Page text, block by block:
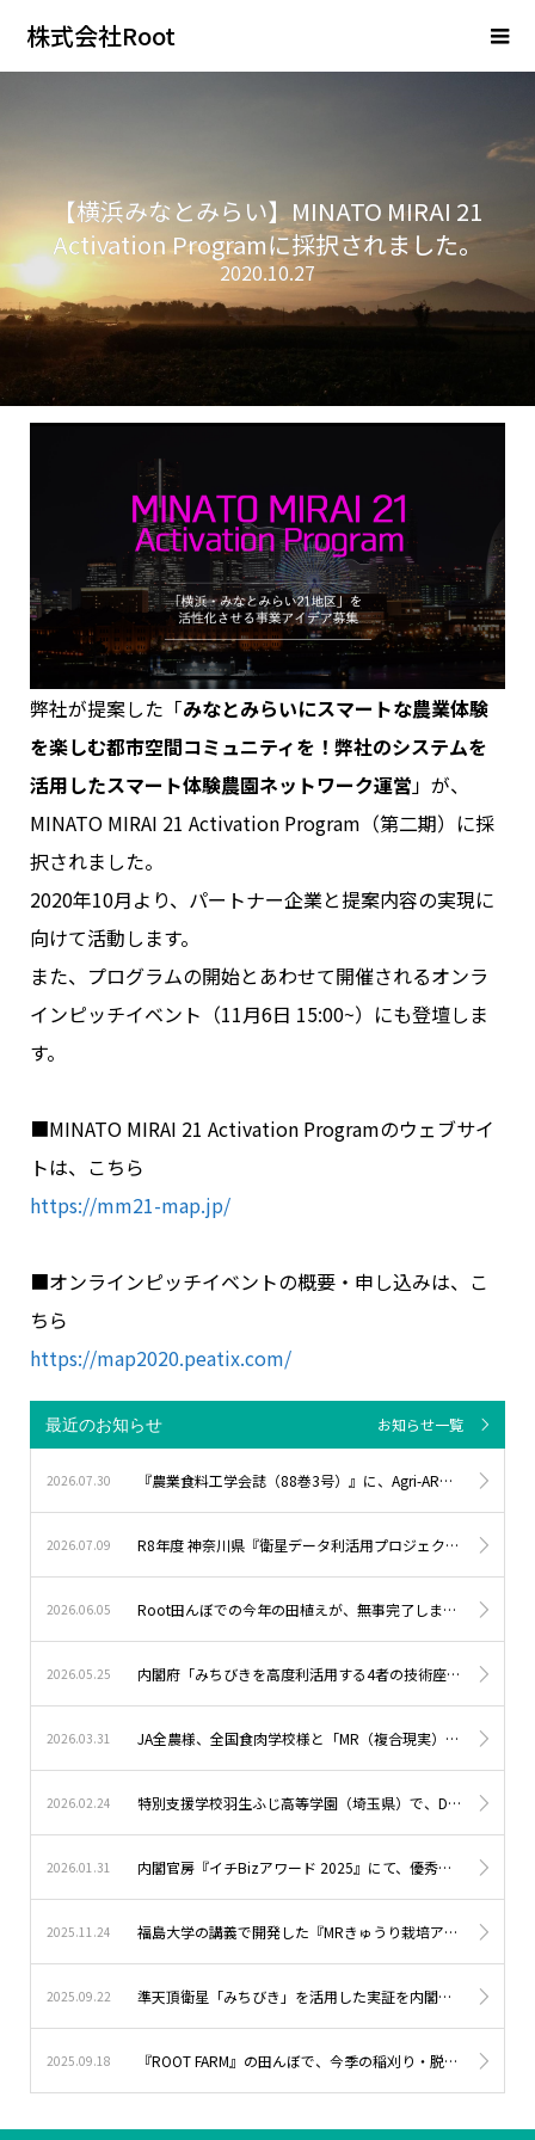
株式会社Root
【横浜みなとみらい】MINATO MIRAI 21
Activation Programに採択されました。
2020.10.27
弊社が提案した「みなとみらいにスマートな農業体験
を楽しむ都市空間コミュニティを！弊社のシステムを
活用したスマート体験農園ネットワーク運営」が、
MINATO MIRAI 21 Activation Program（第二期）に採
択されました。
2020年10月より、パートナー企業と提案内容の実現に
向けて活動します。
また、プログラムの開始とあわせて開催されるオンラ
インピッチイベント（11月6日 15:00~）にも登壇しま
す。
■MINATO MIRAI 21 Activation Programのウェブサイ
トは、こちら
https://mm21-map.jp/
■オンラインピッチイベントの概要・申し込みは、こ
ちら
https://map2020.peatix.com/
最近のお知らせ お知らせ一覧
2026.07.30 『農業食料工学会誌（88巻3号）』に、Agri-ARについての記事を寄稿しました。
2026.07.09 R8年度 神奈川県『衛星データ利活用プロジェクト』に採択されました。
2026.06.05 Root田んぼでの今年の田植えが、無事完了しました。
2026.05.25 内閣府「みちびきを高度利活用する4者の技術座談会」に参加しました。
2026.03.31 JA全農様、全国食肉学校様と「MR（複合現実）豚肉分割研修アプリ」を開発しています。
2026.02.24 特別支援学校羽生ふじ高等学園（埼玉県）で、DXハイスクールの講義を行いました。
2026.01.31 内閣官房『イチBizアワード 2025』にて、優秀賞（ビジネス部門）を受賞しました。
2025.11.24 福島大学の講義で開発した『MRきゅうり栽培アプリ』を、ふくしま農業人フェアで実演しました。
2025.09.22 準天頂衛星「みちびき」を活用した実証を内閣府と連携して開始しました。
2025.09.18 『ROOT FARM』の田んぼで、今季の稲刈り・脱穀まで無事完了しました。